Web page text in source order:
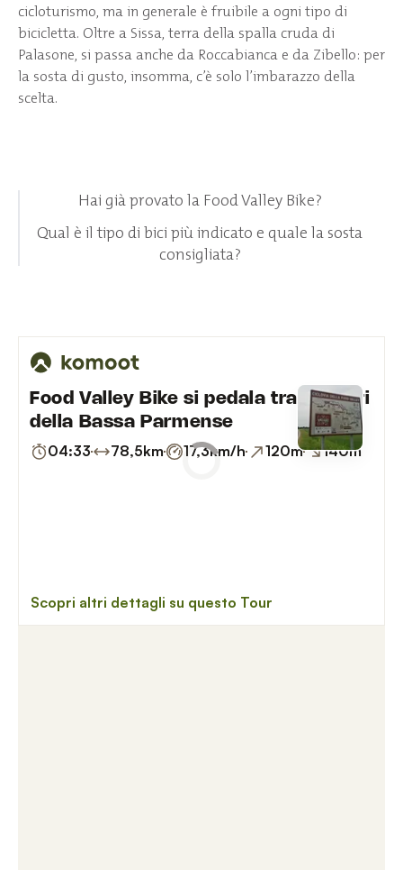
cicloturismo, ma in generale è fruibile a ogni tipo di
bicicletta. Oltre a Sissa, terra della spalla cruda di
Palasone, si passa anche da Roccabianca e da Zibello: per
la sosta di gusto, insomma, c’è solo l’imbarazzo della
scelta.
Hai già provato la Food Valley Bike?
Qual è il tipo di bici più indicato e quale la sosta
consigliata?